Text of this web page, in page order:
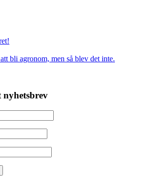
bli agronom, men så blev det inte.